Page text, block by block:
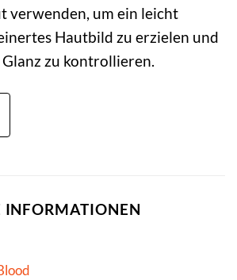
verwenden, um ein leicht
Hautbild zu erzielen und
zu kontrollieren.
INFORMATIONEN